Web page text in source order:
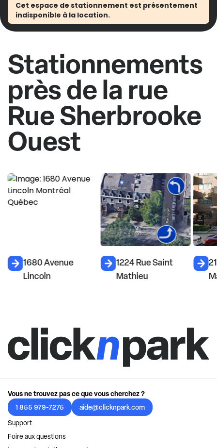
Cet espace de stationnement est présentement
indisponible à la location.
Stationnements
près de la rue
Rue Sherbrooke
Ouest
1680 Avenue
Lincoln
1224 Rue Saint
Mathieu
Vous ne trouvez pas ce que vous cherchez ?
1 855 979-7275
aide@clicknpark.com
Support
Foire aux questions